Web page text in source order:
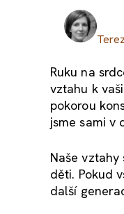
Ruku na
vztahu k
pokorou
jsme sami v
Naše
děti. Pokud
další